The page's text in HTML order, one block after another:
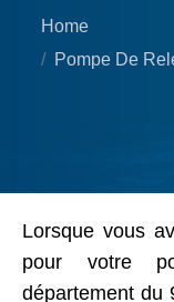
Home
Pompe De
Lorsque vous
pour votre
département du